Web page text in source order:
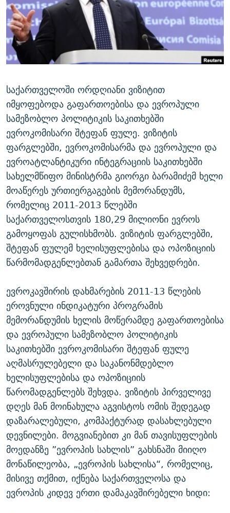
ᲛᲝᲚᲐᲞᲐᲠᲐᲙᲔ ᲢᲔᲥᲡᲢᲔᲑᲘ
ᲨᲘᲜ - ᲣᲪᲮᲝᲔᲗᲨᲘ
ᲚᲘᲢᲔᲠᲐᲢᲣᲠᲣᲚᲘ ᲬᲐᲮᲜᲐᲒᲔᲑᲘ
ᲐᲛᲔᲠᲘᲙᲣᲚᲘ ᲛᲝᲗᲮᲠᲝᲑᲐ
ᲘᲛᲞᲔᲠᲘᲐ ᲓᲐ ᲠᲐᲓᲘᲝ
ᲩᲔᲛᲘ ᲡᲘᲙᲕᲓᲘᲚᲘᲡ ᲛᲘᲖᲔᲖᲘᲐ COVID-19
11 ᲬᲔᲚᲘ - 11 ᲐᲛᲑᲐᲕᲘ
ᲡᲐᲞᲐᲠᲚᲐᲛᲔᲜᲢᲝ ᲐᲠᲩᲔᲕᲜᲔᲑᲘᲡ ᲘᲡᲢᲝᲠᲘᲐ
ᲑᲐᲕᲨᲕᲔᲑᲘ ᲞᲠᲝᲡᲢᲘᲢᲣᲪᲘᲐᲨᲘ - ᲐᲛᲝᲣᲗᲥᲛᲔᲚᲘ ᲐᲛᲑᲐᲕᲘ
5 ᲐᲛᲑᲐᲕᲘ - 20 ᲘᲕᲜᲘᲡᲡ ᲓᲐᲨᲐᲕᲔᲑᲣᲚᲔᲑᲘ
ᲐᲒᲕᲘᲡᲢᲝᲡ ᲝᲛᲘ
ПРИВЕТ ᲙᲣᲚᲢᲣᲠᲐ
ᲒᲐᲛᲝᲘᲬᲔᲠᲔ
საქართველოში ორდღიანი ვიზიტით
იმყოფებოდა გაფართოებისა და ევროპული
სამეზობლო პოლიტიკის საკითხებში
ევროკომისარი შტეფან ფულე. ვიზიტის
ფარგლებში, ევროკომისარმა და ევროპული და
ევროატლანტიკური ინტეგრაციის საკითხებში
სახელმწიფო მინისტრმა გიორგი ბარამიძემ ხელი
მოაწერეს ურთიერგაგების მემორანდუმს,
რომელიც 2011-2013 წლებში
საქართველოსთვის 180,29 მილიონი ევროს
გამოყოფას გულისხმობს. ვიზიტის ფარგლებში,
შტეფან ფულემ ხელისუფლებისა და ოპოზიციის
წარმომადგენლებთან გამართა შეხვედრები.
ევროკავშირის დახმარების 2011-13 წლების
ეროვნული ინდიკატური პროგრამის
მემორანდუმის ხელის მოწერამდე გაფართოებისა
და ევროპული სამეზობლო პოლიტიკის
საკითხებში ევროკომისარი შტეფან ფულე
აღმასრულებელი და საკანონმდებლო
ხელისუფლებისა და ოპოზიციის
წარომადგენლებს შეხვდა. ვიზიტის პირველივე
დღეს მან მოინახულა აგვისტოს ომის შედეგად
დაზარალებული, კომპაქტურად დასახლებული
დევნილები. მოგვიანებით კი მან თავისუფლების
მოედანზე ”ევროპის სახლის” გახსნაში მიიღო
მონაწილეობა, „ევროპის სახლისა“, რომელიც,
მისივე თქმით, იქნება საქართველოსა და
ევროპის კიდევ ერთი დამაკავშირებელი ხიდი: